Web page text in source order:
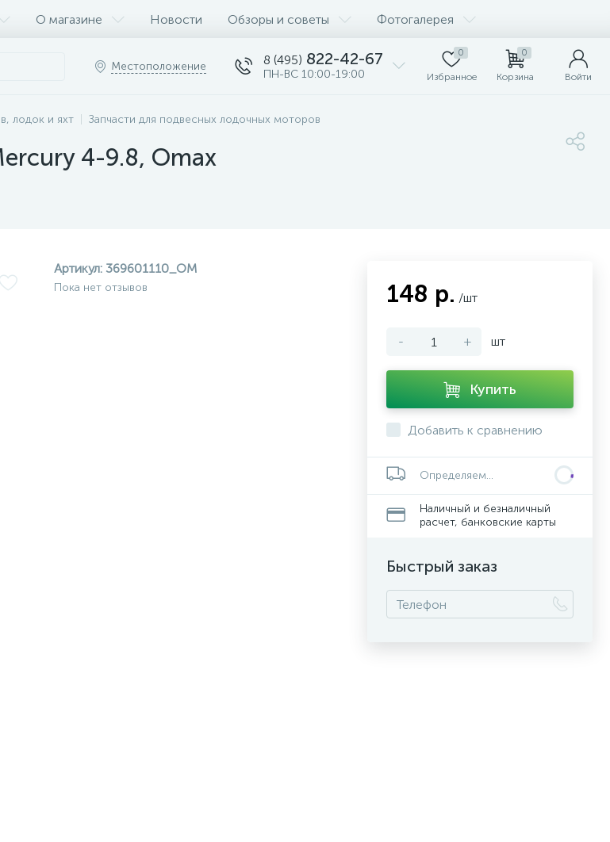
О магазине Новости Обзоры и советы Фотогалерея
Местоположение 8 (495) 822-42-67
ПН-ВС 10:00-19:00
0
Избранное
0
Корзина Войти
лодок и яхт
Запчасти для подвесных лодочных моторов
4-9.8, Omax
Артикул: 369601110_OM
Пока нет отзывов 148 р. /шт
- + шт
Купить
Добавить к сравнению
Определяем...
Наличный и безналичный
расчет, банковские карты
Быстрый заказ